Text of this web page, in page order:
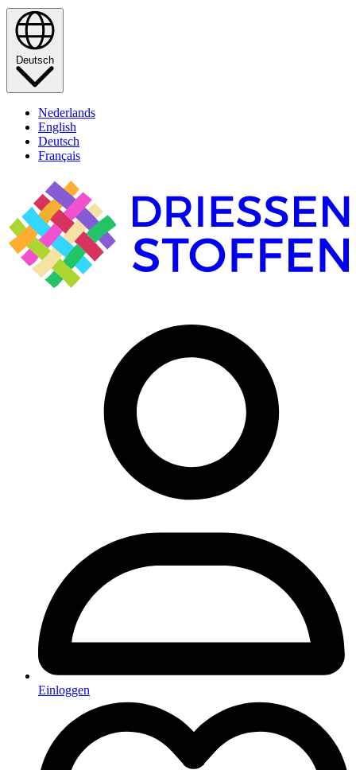
Deutsch
Nederlands
English
Deutsch
Français
Einloggen